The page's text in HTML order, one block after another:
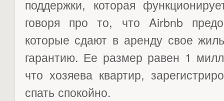
поддержки, которая
говоря про то, что Airbnb
которые сдают в аренду свое
гарантию. Ее размер равен 1
что хозяева квартир,
спать спокойно.